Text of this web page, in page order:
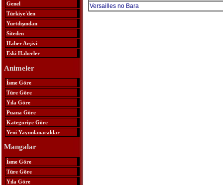
Genel
Türkiye'den
Yurtdışından
Siteden
Haber Arşivi
Eski Haberler
Animeler
İsme Göre
Türe Göre
Yıla Göre
Puana Göre
Kategoriye Göre
Yeni Yayımlanacaklar
Mangalar
İsme Göre
Türe Göre
Yıla Göre
Versailles no Bara